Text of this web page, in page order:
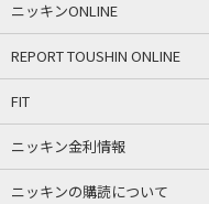
ニッキンONLINE
REPORT TOUSHIN ONLINE
FIT
ニッキン金利情報
ニッキンの購読について